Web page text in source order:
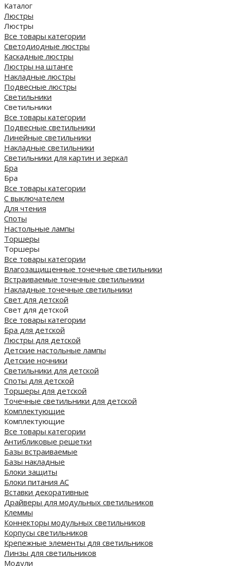
Каталог
Люстры
Люстры
Все товары категории
Светодиодные люстры
Каскадные люстры
Люстры на штанге
Накладные люстры
Подвесные люстры
Светильники
Светильники
Все товары категории
Подвесные светильники
Линейные светильники
Накладные светильники
Светильники для картин и зеркал
Бра
Бра
Все товары категории
С выключателем
Для чтения
Споты
Настольные лампы
Торшеры
Торшеры
Все товары категории
Влагозащищенные точечные светильники
Встраиваемые точечные светильники
Накладные точечные светильники
Свет для детской
Свет для детской
Все товары категории
Бра для детской
Люстры для детской
Детские настольные лампы
Детские ночники
Светильники для детской
Споты для детской
Торшеры для детской
Точечные светильники для детской
Комплектующие
Комплектующие
Все товары категории
Антибликовые решетки
Базы встраиваемые
Базы накладные
Блоки защиты
Блоки питания AC
Вставки декоративные
Драйверы для модульных светильников
Клеммы
Коннекторы модульных светильников
Корпусы светильников
Крепежные элементы для светильников
Линзы для светильников
Модули